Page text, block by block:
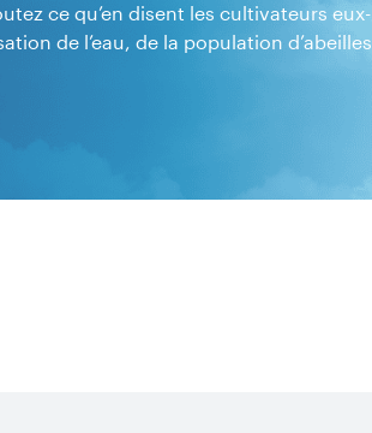
ce qu’en disent les cultivateurs eux-
de l’eau, de la population d’abeilles